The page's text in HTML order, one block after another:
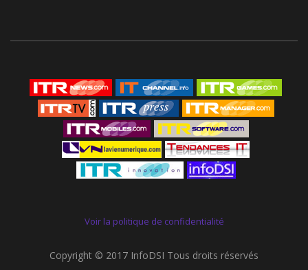
Voir la politique de confidentialité
Copyright © 2017 InfoDSI Tous droits réservés